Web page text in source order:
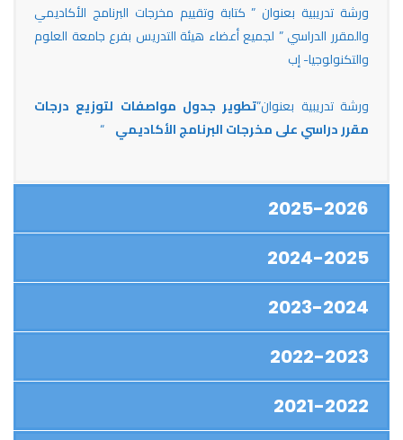
ورشة تدريبية بعنوان ” كتابة وتقييم مخرجات البرنامج الأكاديمي
والمقرر الدراسي ” لجميع أعضاء هيئة التدريس بفرع جامعة العلوم
والتكنولوجيا- إب
ورشة تدريبية بعنوان”تطوير جدول مواصفات لتوزيع درجات
مقرر دراسي على مخرجات البرنامج الأكاديمي “
2025-2026
2024-2025
2023-2024
2022-2023
2021-2022